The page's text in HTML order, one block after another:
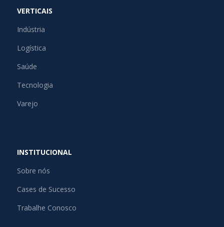
VERTICAIS
Indústria
Logística
Saúde
Tecnologia
Varejo
INSTITUCIONAL
Sobre nós
Cases de Sucesso
Trabalhe Conosco